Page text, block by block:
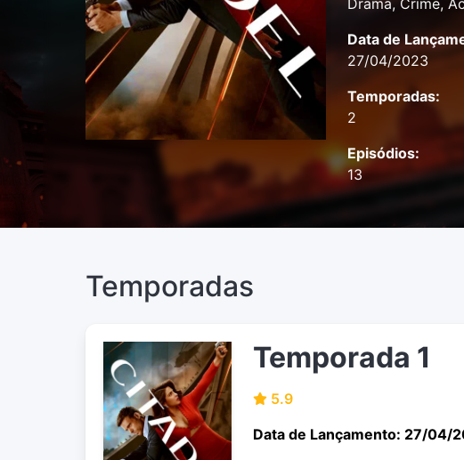
Drama, Crime,
Data de
27/04/2023
Temporadas:
2
Episódios:
13
Temporadas
Temporada 1
5.9
Data de Lançamento: 27/04/